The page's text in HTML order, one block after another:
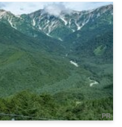
PR